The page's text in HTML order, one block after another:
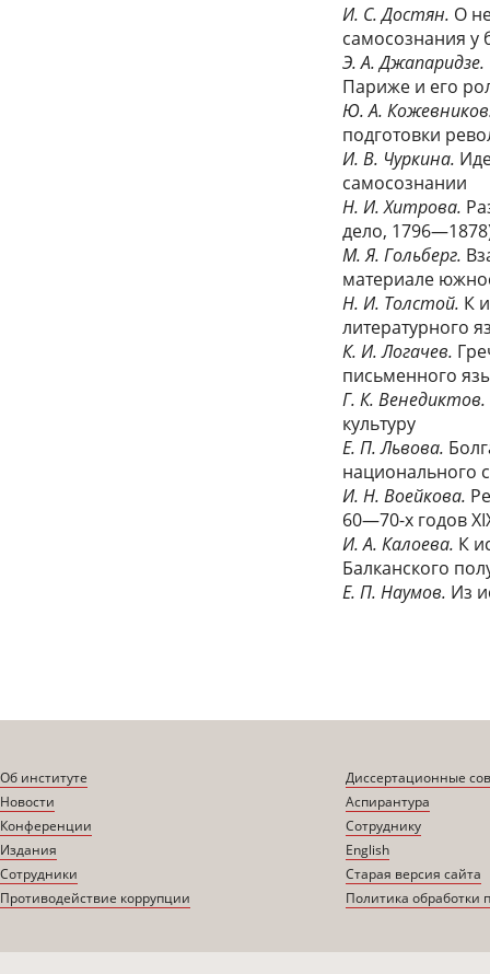
И. С. Достян. О
самосознания у
Э. А. Джапаридзе.
Париже и его
Ю. А.
подготовки
И. В. Чуркина.
самосознании
Н. И. Хитрова.
дело,
М. Я. Гольберг.
материале
Н. И. Толстой. К
литературного
К. И. Логачев.
письменного
Г. К. Венедиктов.
культуру
Е. П. Львова.
национального
И. Н. Воейкова.
60—70-х годов
И. А. Калоева. К
Балканского
Е. П. Наумов. Из
Об институте
Новости
Конференции
Издания
Сотрудники
Противодействие коррупции
Диссертационные
Аспирантура
Сотруднику
English
Старая версия сайта
Политика обработки